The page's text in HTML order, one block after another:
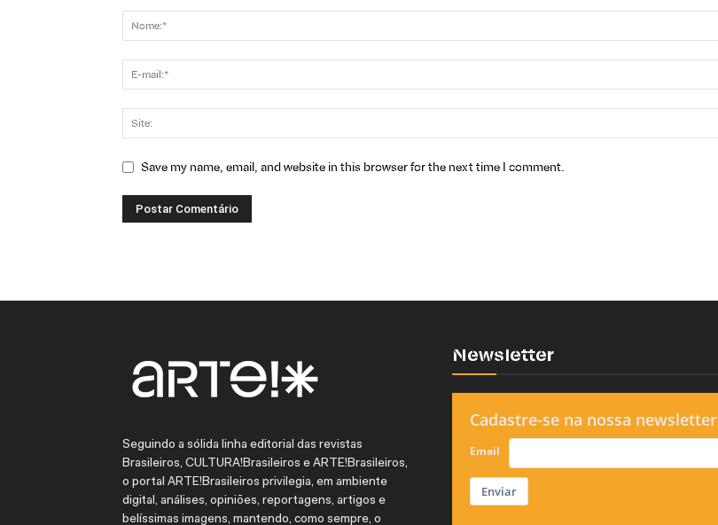
Save my name, email, and website in this browser for the next time I comment.
Seguindo a sólida linha editorial das revistas
Brasileiros, CULTURA!Brasileiros e ARTE!Brasileiros,
o portal ARTE!Brasileiros privilegia, em ambiente
digital, análises, opiniões, reportagens, artigos e
belíssimas imagens, mantendo, como sempre, o
Newsletter
Cadastre-se na nossa newsletter
Email
Enviar